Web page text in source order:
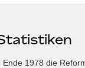
Ende 1978 die